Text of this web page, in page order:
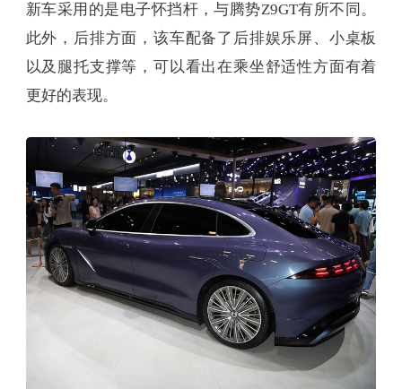
新车采用的是电子怀挡杆，与腾势Z9GT有所不同。
此外，后排方面，该车配备了后排娱乐屏、小桌板
以及腿托支撑等，可以看出在乘坐舒适性方面有着
更好的表现。